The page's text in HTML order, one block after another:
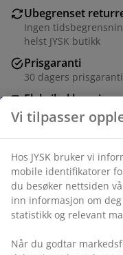
Ubegrenset
Ingen
helst JYSK butikk
Prisgaranti
30 dagers
Fleksibel levering
Rask og enkel
Stablestol i petan
Petan gir et naturlig
er værbestandig og
stables for kompakt
Vi tilpasser
Hos JYSK bruker vi
mobile identifikatorer
du besøker nettsiden
inn informasjon om
statistikk og relevant
deler vi